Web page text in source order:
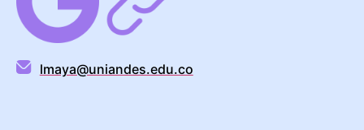
lmaya@uniandes.edu.co